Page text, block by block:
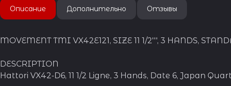
Описание Дополнительно Отзывы
MOVEMENT TMI VX42E121, SIZE 11 1/2''', 3 HANDS,
DESCRIPTION
Hattori VX42-D6, 11 1/2 Ligne, 3 Hands, Date 6, Japan